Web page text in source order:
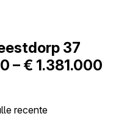
37
– € 1.381.000
recente